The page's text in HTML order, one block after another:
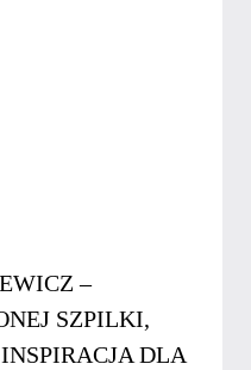
–
SZPILKI,
DLA